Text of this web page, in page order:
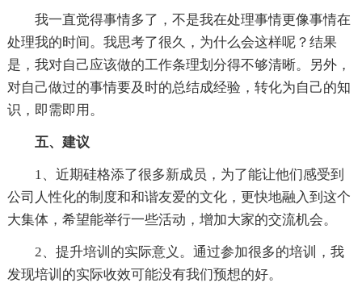
我一直觉得事情多了，不是我在处理事情更像事情在
处理我的时间。我思考了很久，为什么会这样呢？结果
是，我对自己应该做的工作条理划分得不够清晰。另外，
对自己做过的事情要及时的总结成经验，转化为自己的知
识，即需即用。
五、建议
1、近期硅格添了很多新成员，为了能让他们感受到
公司人性化的制度和和谐友爱的文化，更快地融入到这个
大集体，希望能举行一些活动，增加大家的交流机会。
2、提升培训的实际意义。通过参加很多的培训，我
发现培训的实际收效可能没有我们预想的好。